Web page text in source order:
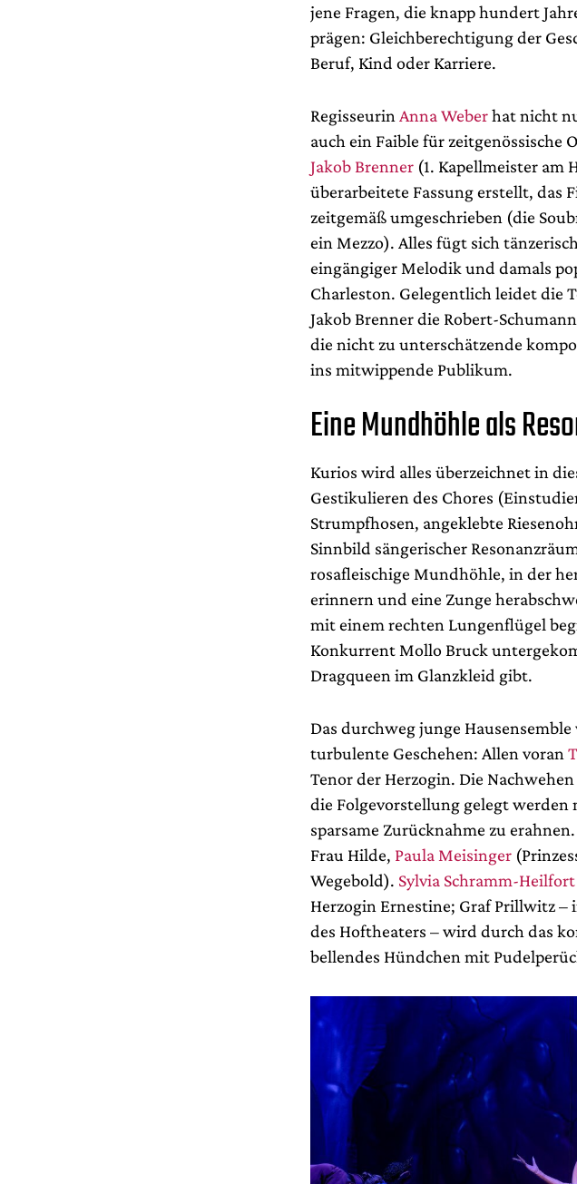
jene Fragen, die knapp hundert
prägen: Gleichberechtigung der
Beruf, Kind oder Karriere.
Regisseurin Anna Weberhat nicht
auch ein Faible für
Jakob Brenner (1. Kapellmeister am
überarbeitete Fassung erstellt, das
zeitgemäß umgeschrieben (die
ein Mezzo). Alles fügt sich
eingängiger Melodik und damals
Charleston. Gelegentlich leidet die
Jakob Brenner die Robert-
die nicht zu unterschätzende
ins mitwippende Publikum.
Eine Mundhöhle als
Kurios wird alles überzeichnet in
Gestikulieren des Chores
Strumpfhosen, angeklebte
Sinnbild sängerischer
rosafleischige Mundhöhle, in der
erinnern und eine Zunge
mit einem rechten Lungenflügel
Konkurrent Mollo Bruck
Dragqueen im Glanzkleid gibt.
Das durchweg junge
turbulente Geschehen: Allen voran
Tenor der Herzogin. Die
die Folgevorstellung gelegt werden
sparsame Zurücknahme zu
Frau Hilde, Paula Meisinger
Wegebold). Sylvia Schramm-Heilfort
Herzogin Ernestine; Graf Prillwitz
des Hoftheaters – wird durch das
bellendes Hündchen mit